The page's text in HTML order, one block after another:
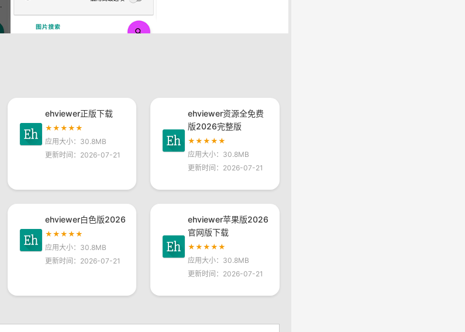
ehviewer正版下载
★★★★★
应用大小：30.8MB
更新时间：2026-07-21
ehviewer资源全免费
版2026完整版
★★★★★
应用大小：30.8MB
更新时间：2026-07-21
ehviewer白色版2026
★★★★★
应用大小：30.8MB
更新时间：2026-07-21
ehviewer苹果版2026
官网版下载
★★★★★
应用大小：30.8MB
更新时间：2026-07-21